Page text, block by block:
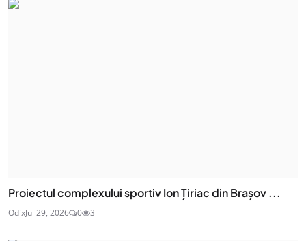
Proiectul complexului sportiv Ion Țiriac din Brașov ...
OdixJul 29, 2026 0 3